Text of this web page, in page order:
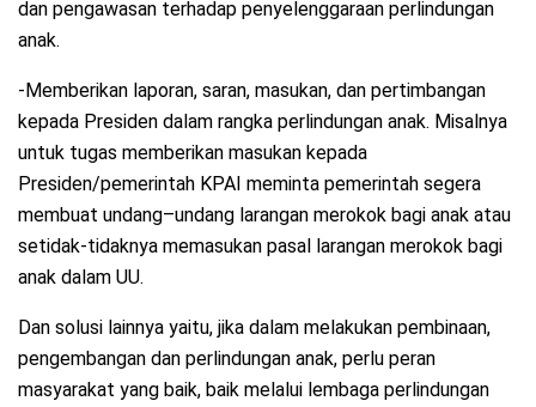
dan pengawasan terhadap penyelenggaraan perlindungan
anak.
-Memberikan laporan, saran, masukan, dan pertimbangan
kepada Presiden dalam rangka perlindungan anak. Misalnya
untuk tugas memberikan masukan kepada
Presiden/pemerintah KPAI meminta pemerintah segera
membuat undang–undang larangan merokok bagi anak atau
setidak-tidaknya memasukan pasal larangan merokok bagi
anak dalam UU.
Dan solusi lainnya yaitu, jika dalam melakukan pembinaan,
pengembangan dan perlindungan anak, perlu peran
masyarakat yang baik, baik melalui lembaga perlindungan